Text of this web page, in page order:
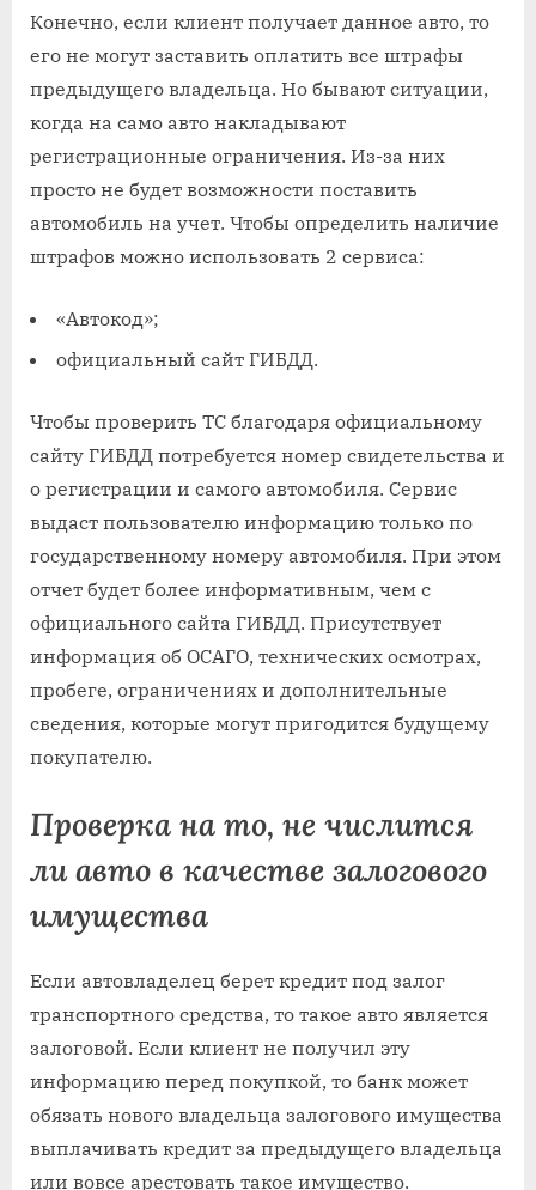
Конечно, если клиент получает данное авто, то
его не могут заставить оплатить все штрафы
предыдущего владельца. Но бывают ситуации,
когда на само авто накладывают
регистрационные ограничения. Из-за них
просто не будет возможности поставить
автомобиль на учет. Чтобы определить наличие
штрафов можно использовать 2 сервиса:
«Автокод»;
официальный сайт ГИБДД.
Чтобы проверить ТС благодаря официальному
сайту ГИБДД потребуется номер свидетельства и
о регистрации и самого автомобиля. Сервис
выдаст пользователю информацию только по
государственному номеру автомобиля. При этом
отчет будет более информативным, чем с
официального сайта ГИБДД. Присутствует
информация об ОСАГО, технических осмотрах,
пробеге, ограничениях и дополнительные
сведения, которые могут пригодится будущему
покупателю.
Проверка на то, не числится
ли авто в качестве залогового
имущества
Если автовладелец берет кредит под залог
транспортного средства, то такое авто является
залоговой. Если клиент не получил эту
информацию перед покупкой, то банк может
обязать нового владельца залогового имущества
выплачивать кредит за предыдущего владельца
или вовсе арестовать такое имущество.